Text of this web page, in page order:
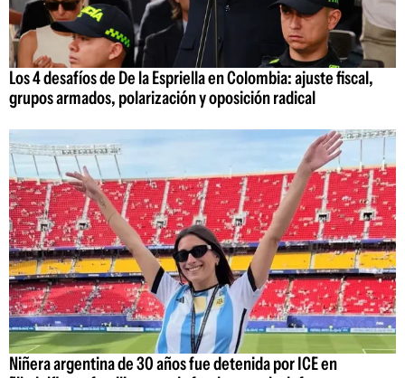
Los 4 desafíos de De la Espriella en Colombia: ajuste fiscal,
grupos armados, polarización y oposición radical
Niñera argentina de 30 años fue detenida por ICE en